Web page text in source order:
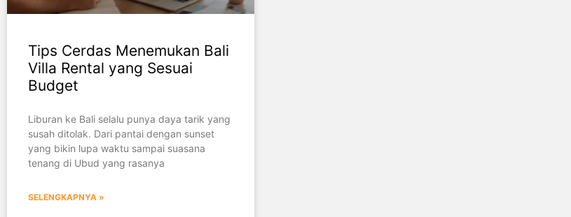
Tips Cerdas Menemukan Bali
Villa Rental yang Sesuai
Budget
Liburan ke Bali selalu punya daya tarik yang
susah ditolak. Dari pantai dengan sunset
yang bikin lupa waktu sampai suasana
tenang di Ubud yang rasanya
SELENGKAPNYA »